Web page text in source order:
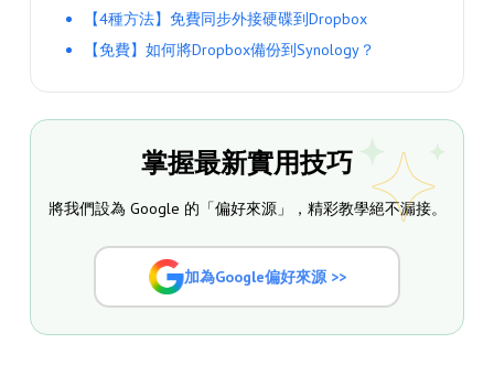
【4種方法】免費同步外接硬碟到Dropbox
【免費】如何將Dropbox備份到Synology？
掌握最新實用技巧
將我們設為 Google 的「偏好來源」，精彩教學絕不漏接。
加為Google偏好來源 >>